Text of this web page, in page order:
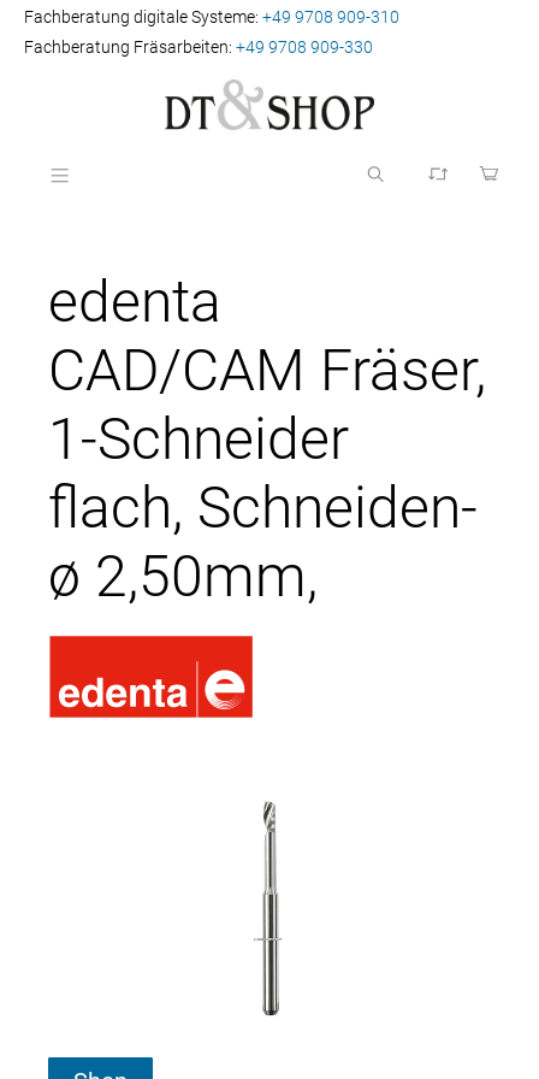
Fachberatung digitale Systeme: +49 9708 909-310
Fachberatung Fräsarbeiten: +49 9708 909-330
edenta
CAD/CAM Fräser,
1-Schneider
flach, Schneiden-
ø 2,50mm,